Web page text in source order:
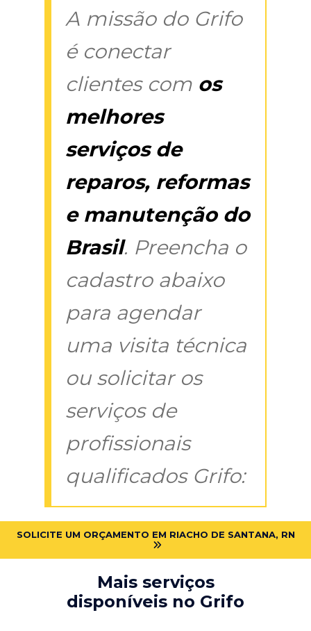
A missão do Grifo
é conectar
clientes com os
melhores
serviços de
reparos, reformas
e manutenção do
Brasil. Preencha o
cadastro abaixo
para agendar
uma visita técnica
ou solicitar os
serviços de
profissionais
qualificados Grifo:
SOLICITE UM ORÇAMENTO EM RIACHO DE SANTANA, RN
Mais serviços
disponíveis no Grifo